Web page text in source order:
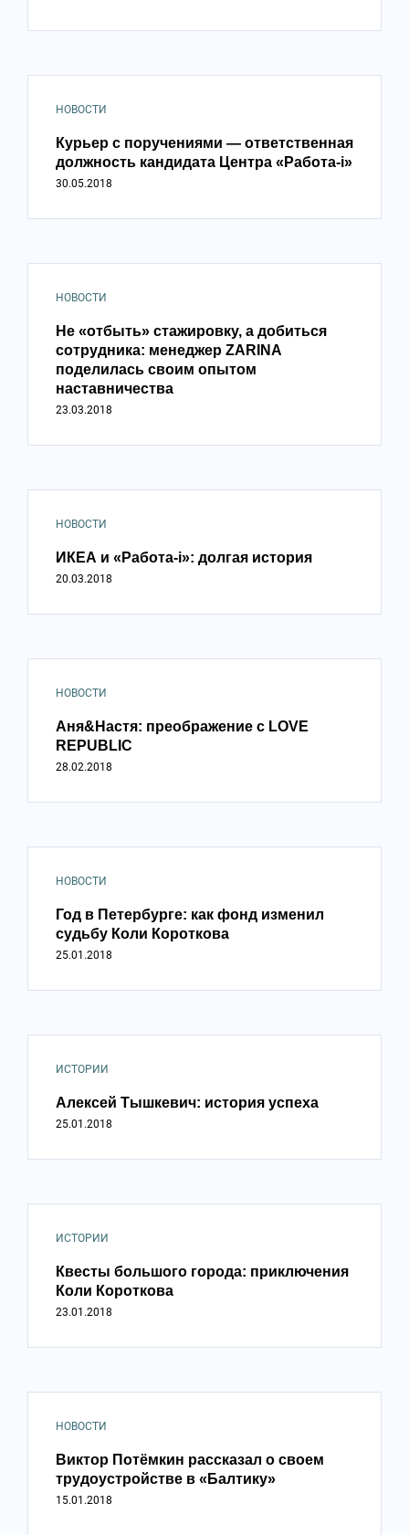
НОВОСТИ
Курьер с поручениями — ответственная
должность кандидата Центра «Работа-i»
30.05.2018
НОВОСТИ
Не «отбыть» стажировку, а добиться
сотрудника: менеджер ZARINA
поделилась своим опытом
наставничества
23.03.2018
НОВОСТИ
ИКЕА и «Работа-i»: долгая история
20.03.2018
НОВОСТИ
Аня&Настя: преображение с LOVE
REPUBLIC
28.02.2018
НОВОСТИ
Год в Петербурге: как фонд изменил
судьбу Коли Короткова
25.01.2018
ИСТОРИИ
Алексей Тышкевич: история успеха
25.01.2018
ИСТОРИИ
Квесты большого города: приключения
Коли Короткова
23.01.2018
НОВОСТИ
Виктор Потёмкин рассказал о своем
трудоустройстве в «Балтику»
15.01.2018